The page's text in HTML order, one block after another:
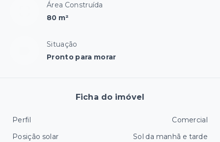
Área Construída
80 m²
Situação
Pronto para morar
Ficha do imóvel
Perfil
Comercial
Posição solar
Sol da manhã e tarde